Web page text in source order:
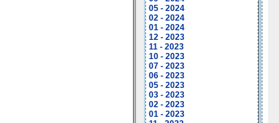
05 - 2024
02 - 2024
01 - 2024
12 - 2023
11 - 2023
10 - 2023
07 - 2023
06 - 2023
05 - 2023
03 - 2023
02 - 2023
01 - 2023